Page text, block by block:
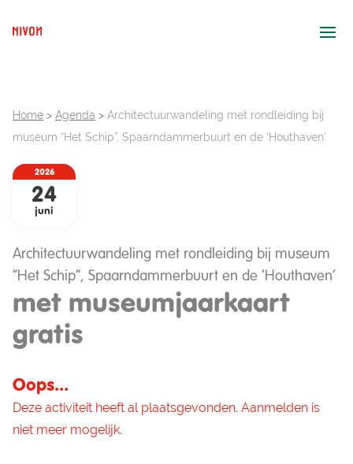
Home > Agenda > Architectuurwandeling met rondleiding bij
museum “Het Schip”, Spaarndammerbuurt en de ‘Houthaven’
2026
24
juni
Architectuurwandeling met rondleiding bij museum
“Het Schip”, Spaarndammerbuurt en de ‘Houthaven’
met museumjaarkaart
gratis
Oops...
Deze activiteit heeft al plaatsgevonden. Aanmelden is
niet meer mogelijk.